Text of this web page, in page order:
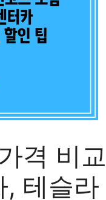
격 비
테슬